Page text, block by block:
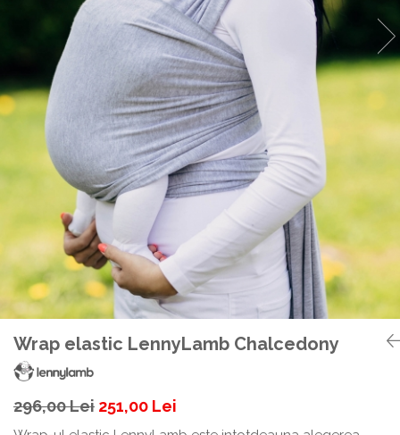
Fulare si esarfe
Manusi
Saci de dormit bebe
Prosoape
Perii de par bebe
Camasi Barbati
Camasi baieti
Body-uri bebe
Wrap elastic LennyLamb Chalcedony
296,00 Lei 251,00 Lei